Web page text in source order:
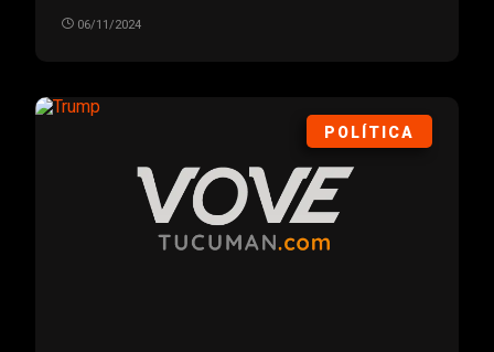
06/11/2024
POLÍTICA